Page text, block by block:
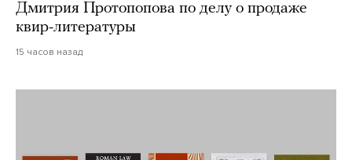
Дмитрия Протопопова по делу о продаже
квир-литературы
15 часов назад